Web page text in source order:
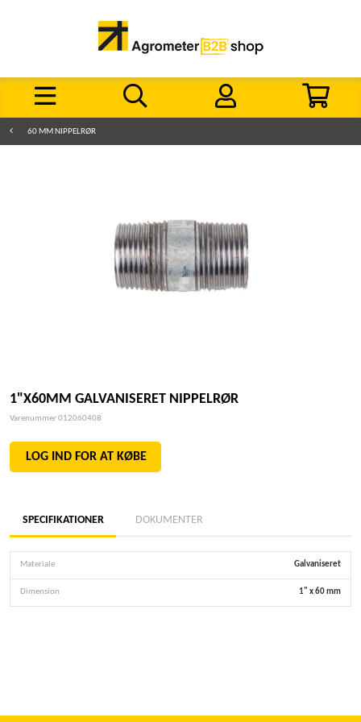
60 MM NIPPELRØR
1"X60MM GALVANISERET NIPPELRØR
Varenummer 012060408
LOG IND FOR AT KØBE
SPECIFIKATIONER DOKUMENTER
Materiale Galvaniseret
Dimension 1" x 60 mm